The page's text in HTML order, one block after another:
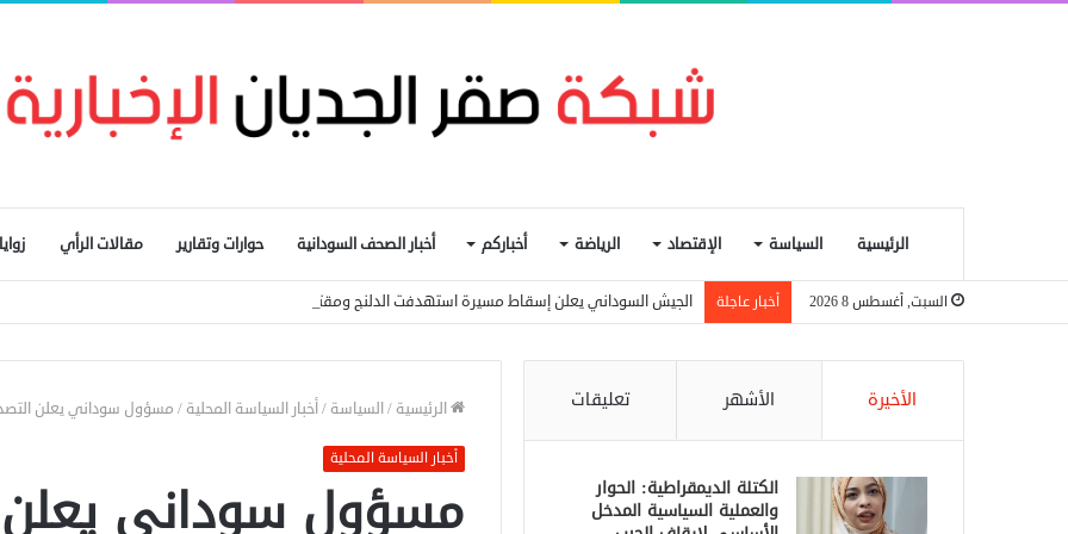
الرئيسية السياسة الإقتصاد الرياضة أخباركم أخبار الصحف السودانية حوارات وتقارير مقالات الرأي
السبت, أغسطس 8 2026 أخبار عاجلة الجيش السوداني يعلن إسقاط مسيرة استهدفت الدلنج ومقتل 5 مدنيين في هجوم جنوبي الأبيض
الرئيسية /السياسة /أخبار السياسة المحلية / مسؤول سوداني يعلن
أخبار السياسة المحلية
مسؤول سوداني
الأخيرة الأشهر تعليقات
الكتلة الديمقراطية: الحوار
والعملية السياسية المدخل